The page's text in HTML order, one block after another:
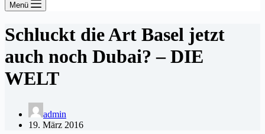
Menü
Schluckt die Art Basel jetzt
auch noch Dubai? – DIE
WELT
admin
19. März 2016